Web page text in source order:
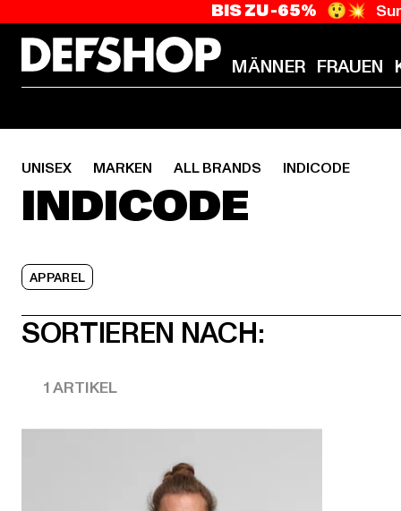
BIS ZU -65% 😲💥
MÄNNER FRAUEN
UNISEX MARKEN ALL BRANDS INDICODE
INDICODE
APPAREL
SORTIEREN NACH:
1 ARTIKEL